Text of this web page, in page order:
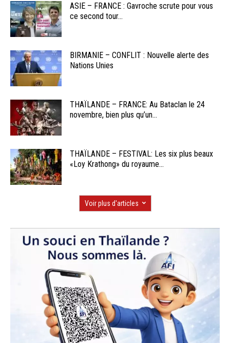
ASIE – FRANCE : Gavroche scrute pour vous
ce second tour...
BIRMANIE – CONFLIT : Nouvelle alerte des
Nations Unies
THAÏLANDE – FRANCE: Au Bataclan le 24
novembre, bien plus qu’un...
THAÏLANDE – FESTIVAL: Les six plus beaux
«Loy Krathong» du royaume...
Voir plus d'articles